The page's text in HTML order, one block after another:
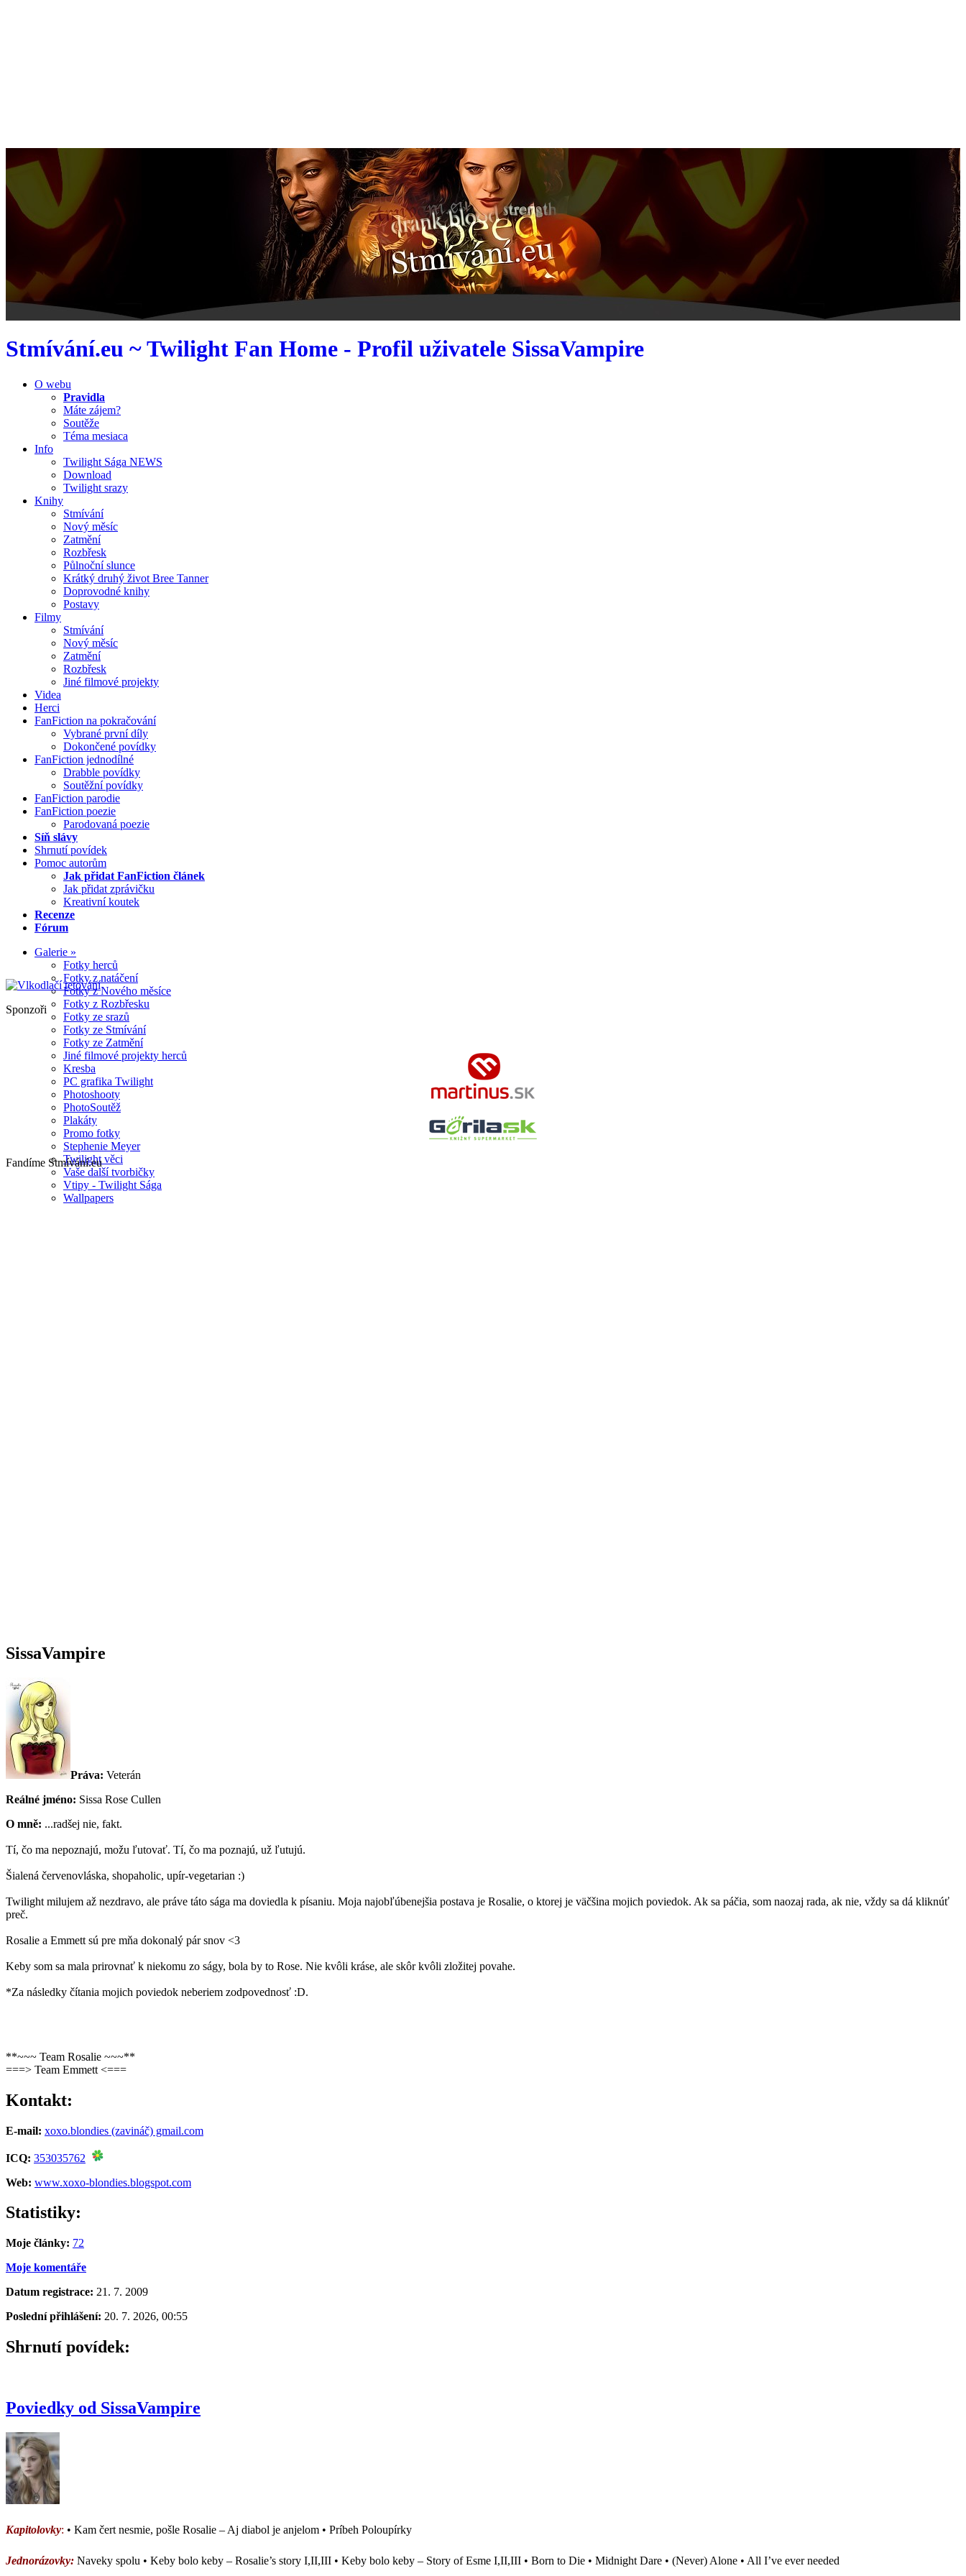
Stmívání.eu ~ Twilight Fan Home - Profil uživatele SissaVampire
O webu
Pravidla
Máte zájem?
Soutěže
Téma mesiaca
Info
Twilight Sága NEWS
Download
Twilight srazy
Knihy
Stmívání
Nový měsíc
Zatmění
Rozbřesk
Půlnoční slunce
Krátký druhý život Bree Tanner
Doprovodné knihy
Postavy
Filmy
Stmívání
Nový měsíc
Zatmění
Rozbřesk
Jiné filmové projekty
Videa
Herci
FanFiction na pokračování
Vybrané první díly
Dokončené povídky
FanFiction jednodílné
Drabble povídky
Soutěžní povídky
FanFiction parodie
FanFiction poezie
Parodovaná poezie
Síň slávy
Shrnutí povídek
Pomoc autorům
Jak přidat FanFiction článek
Jak přidat zprávičku
Kreativní koutek
Recenze
Fórum
Galerie »
Fotky herců
Fotky z natáčení
Fotky z Nového měsíce
Fotky z Rozbřesku
Fotky ze srazů
Fotky ze Stmívání
Fotky ze Zatmění
Jiné filmové projekty herců
Kresba
PC grafika Twilight
Photoshooty
PhotoSoutěž
Plakáty
Promo fotky
Stephenie Meyer
Twilight věci
Vaše další tvorbičky
Vtipy - Twilight Sága
Wallpapers
Sponzoři
Fandíme Stmívání.eu
SissaVampire
Práva: Veterán
Reálné jméno: Sissa Rose Cullen
O mně: ...radšej nie, fakt.
Tí, čo ma nepoznajú, možu ľutovať. Tí, čo ma poznajú, už ľutujú.
Šialená červenovláska, shopaholic, upír-vegetarian :)
Twilight milujem až nezdravo, ale práve táto sága ma doviedla k písaniu. Moja najobľúbenejšia postava je Rosalie, o ktorej je väčšina mojich poviedok. Ak sa páčia, som naozaj rada, ak nie, vždy sa dá kliknúť
preč.
Rosalie a Emmett sú pre mňa dokonalý pár snov <3
Keby som sa mala prirovnať k niekomu zo ságy, bola by to Rose. Nie kvôli kráse, ale skôr kvôli zložitej povahe.
*Za následky čítania mojich poviedok neberiem zodpovednosť :D.
**~~~ Team Rosalie ~~~**
===> Team Emmett <===
Kontakt:
E-mail: xoxo.blondies (zavináč) gmail.com
ICQ: 353035762
Web: www.xoxo-blondies.blogspot.com
Statistiky:
Moje články: 72
Moje komentáře
Datum registrace: 21. 7. 2009
Poslední přihlášení: 20. 7. 2026, 00:55
Shrnutí povídek:
Poviedky od SissaVampire
Kapitolovky: • Kam čert nesmie, pošle Rosalie – Aj diabol je anjelom • Príbeh Poloupírky
Jednorázovky: Naveky spolu • Keby bolo keby – Rosalie’s story I,II,III • Keby bolo keby – Story of Esme I,II,III • Born to Die • Midnight Dare • (Never) Alone • All I’ve ever needed